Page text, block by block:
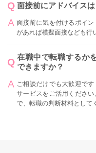
面接前にアドバイス
面接前に気を付けるポイ
があれば模擬面接なども行
在職中で転職するか
できますか？
ご相談だけでも大歓迎で
サービスをご活用くださ
で、転職の判断材料として